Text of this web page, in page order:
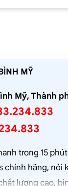
MỸ
Mỹ, Thành
trong 15 phút
chính hãng, nói
lượng cao,